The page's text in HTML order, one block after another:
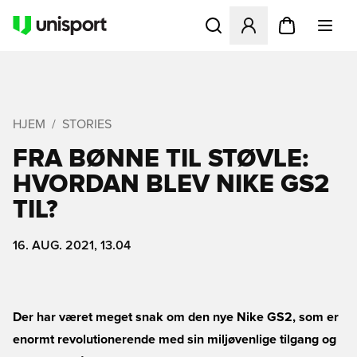
Åbner en Modal til at
HJEM STORIES
FRA BØNNE TIL STØVLE:
HVORDAN BLEV NIKE GS2
TIL?
16. AUG. 2021, 13.04
Der har været meget snak om den nye Nike GS2, som er
enormt revolutionerende med sin miljøvenlige tilgang og